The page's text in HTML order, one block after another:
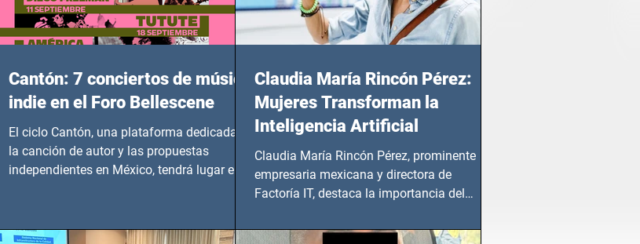
Cantón: 7 conciertos de música
indie en el Foro Bellescene
El ciclo Cantón, una plataforma dedicada a
la canción de autor y las propuestas
independientes en México, tendrá lugar en el
del 14 de agosto al 25 de septiembre, a las
Claudia María Rincón Pérez:
Mujeres Transforman la
Inteligencia Artificial
Claudia María Rincón Pérez, prominente
empresaria mexicana y directora de
Factoría IT, destaca la importancia del